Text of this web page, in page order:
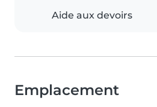
Aide aux devoirs
Emplacement